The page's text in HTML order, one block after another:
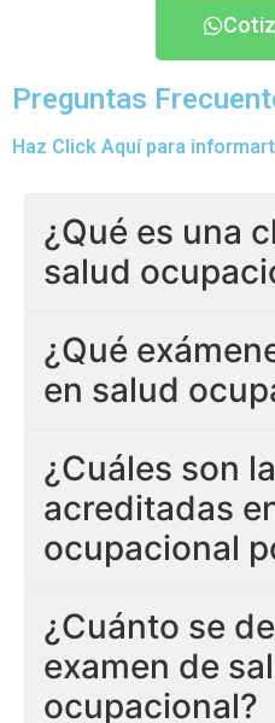
Preguntas
Haz Click Aquí para
¿Qué es una
salud
¿Qué
en salud
¿Cuáles son
acreditadas
ocupacional
¿Cuánto se
examen de
ocupacional?